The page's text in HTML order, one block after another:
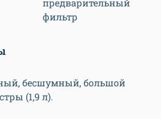
предварительный
фильтр
бесшумный, большой
(1,9 л).